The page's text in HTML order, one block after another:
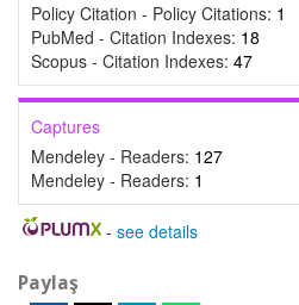
Policy Citation - Policy Citations: 1
PubMed - Citation Indexes: 18
Scopus - Citation Indexes: 47
Captures
Mendeley - Readers: 127
Mendeley - Readers: 1
- see details
Paylaş